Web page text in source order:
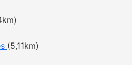
(5,11km)